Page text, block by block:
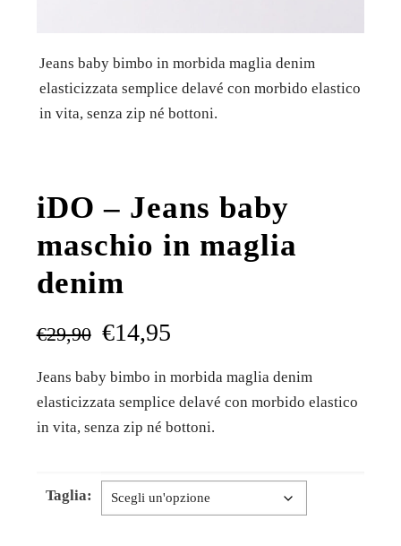
Jeans baby bimbo in morbida maglia denim
elasticizzata semplice delavé con morbido elastico
in vita, senza zip né bottoni.
iDO – Jeans baby
maschio in maglia
denim
€29,90 €14,95
Jeans baby bimbo in morbida maglia denim
elasticizzata semplice delavé con morbido elastico
in vita, senza zip né bottoni.
Taglia: